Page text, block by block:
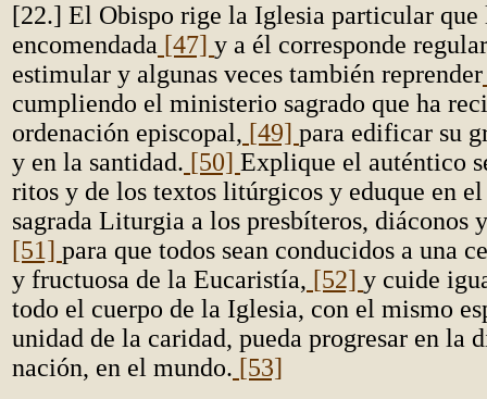
[22.] El Obispo rige la Iglesia particular que
encomendada [47] y a él corresponde
estimular y algunas veces también reprender
cumpliendo el ministerio sagrado que ha
ordenación episcopal, [49] para edificar su
y en la santidad. [50] Explique el auténtico
ritos y de los textos litúrgicos y eduque en
sagrada Liturgia a los presbíteros, diáconos
[51] para que todos sean conducidos a una
y fructuosa de la Eucaristía, [52] y cuide
todo el cuerpo de la Iglesia, con el mismo
unidad de la caridad, pueda progresar en la
nación, en el mundo. [53]